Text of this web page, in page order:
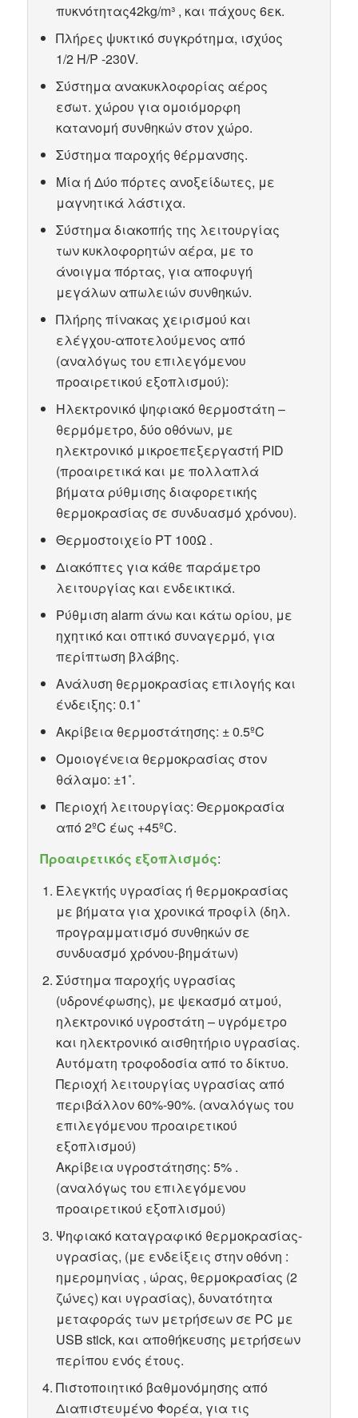
πυκνότητας42kg/m³ , και πάχους 6εκ.
Πλήρες ψυκτικό συγκρότημα, ισχύος
1/2 Η/Ρ -230V.
Σύστημα ανακυκλοφορίας αέρος
εσωτ. χώρου για ομοιόμορφη
κατανομή συνθηκών στον χώρο.
Σύστημα παροχής θέρμανσης.
Μία ή Δύο πόρτες ανοξείδωτες, με
μαγνητικά λάστιχα.
Σύστημα διακοπής της λειτουργίας
των κυκλοφορητών αέρα, με το
άνοιγμα πόρτας, για αποφυγή
μεγάλων απωλειών συνθηκών.
Πλήρης πίνακας χειρισμού και
ελέγχου-αποτελούμενος από
(αναλόγως του επιλεγόμενου
προαιρετικού εξοπλισμού):
Ηλεκτρονικό ψηφιακό θερμοστάτη –
θερμόμετρο, δύο οθόνων, με
ηλεκτρονικό μικροεπεξεργαστή PID
(προαιρετικά και με πολλαπλά
βήματα ρύθμισης διαφορετικής
θερμοκρασίας σε συνδυασμό χρόνου).
Θερμοστοιχείο ΡΤ 100Ω .
Διακόπτες για κάθε παράμετρο
λειτουργίας και ενδεικτικά.
Ρύθμιση alarm άνω και κάτω ορίου, με
ηχητικό και οπτικό συναγερμό, για
περίπτωση βλάβης.
Ανάλυση θερμοκρασίας επιλογής και
ένδειξης: 0.1˚
Ακρίβεια θερμοστάτησης: ± 0.5ºC
Ομοιογένεια θερμοκρασίας στον
θάλαμο: ±1˚.
Περιοχή λειτουργίας: Θερμοκρασία
από 2ºC έως +45ºC.
Προαιρετικός εξοπλισμός:
Ελεγκτής υγρασίας ή θερμοκρασίας
με βήματα για χρονικά προφίλ (δηλ.
προγραμματισμό συνθηκών σε
συνδυασμό χρόνου-βημάτων)
Σύστημα παροχής υγρασίας
(υδρονέφωσης), με ψεκασμό ατμού,
ηλεκτρονικό υγροστάτη – υγρόμετρο
και ηλεκτρονικό αισθητήριο υγρασίας.
Αυτόματη τροφοδοσία από το δίκτυο.
Περιοχή λειτουργίας υγρασίας από
περιβάλλον 60%-90%. (αναλόγως του
επιλεγόμενου προαιρετικού
εξοπλισμού)
Ακρίβεια υγροστάτησης: 5% .
(αναλόγως του επιλεγόμενου
προαιρετικού εξοπλισμού)
Ψηφιακό καταγραφικό θερμοκρασίας-
υγρασίας, (με ενδείξεις στην οθόνη :
ημερομηνίας , ώρας, θερμοκρασίας (2
ζώνες) και υγρασίας), δυνατότητα
μεταφοράς των μετρήσεων σε PC με
USB stick, και αποθήκευσης μετρήσεων
περίπου ενός έτους.
Πιστοποιητικό βαθμονόμησης από
Διαπιστευμένο Φορέα, για τις